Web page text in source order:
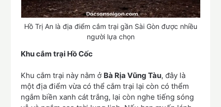
Hồ Trị An là địa điểm cắm trại gần Sài Gòn được nhiều
người lựa chọn
Khu cắm trại Hồ Cốc
Khu cắm trại này nằm ở Bà Rịa Vũng Tàu, đây là
một địa điểm vừa có thể cắm trại lại còn có thểm
ngắm biền xanh cát trắng, lại còn nghe tiếng sóng